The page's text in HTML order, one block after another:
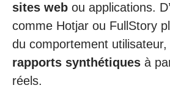
sites web ou applications.
comme Hotjar ou FullStory
du comportement
rapports synthétiques à
réels.